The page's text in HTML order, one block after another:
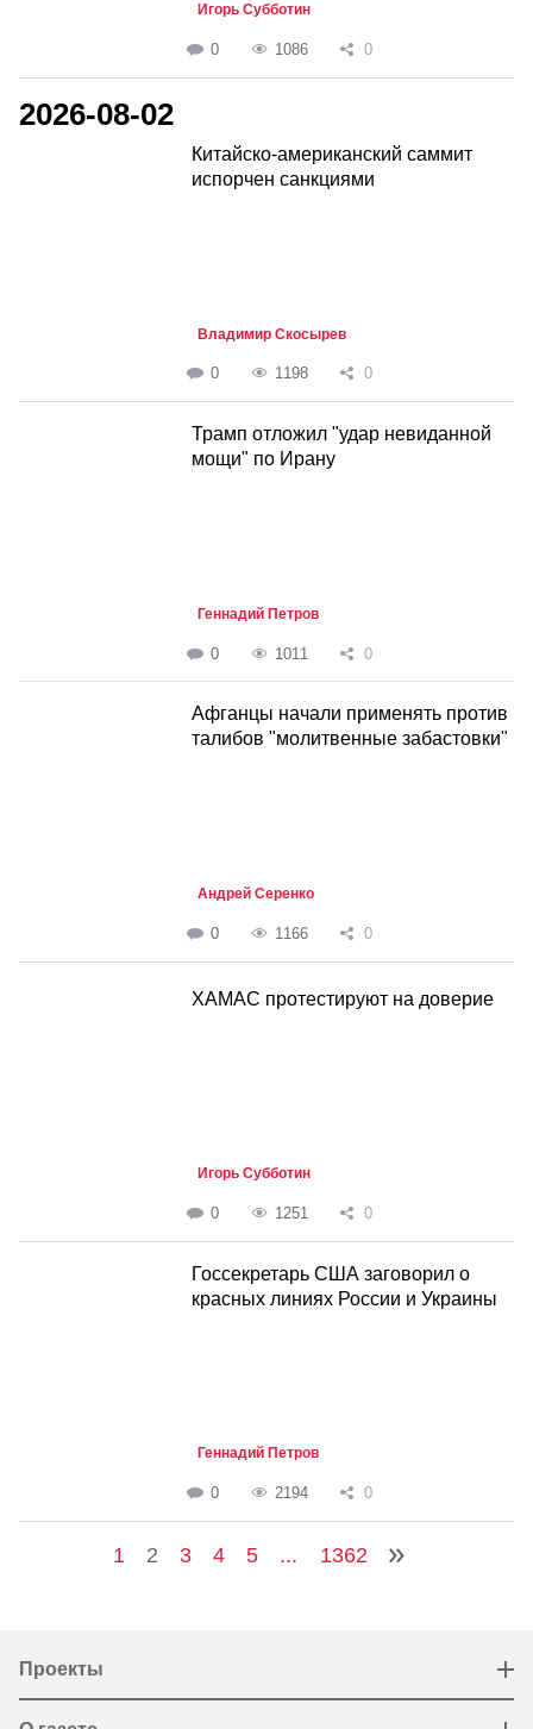
Игорь Субботин
0 1086 0
2026-08-02
Китайско-американский саммит
испорчен санкциями
Владимир Скосырев
0 1198 0
Трамп отложил "удар невиданной
мощи" по Ирану
Геннадий Петров
0 1011 0
Афганцы начали применять против
талибов "молитвенные забастовки"
Андрей Серенко
0 1166 0
ХАМАС протестируют на доверие
Игорь Субботин
0 1251 0
Госсекретарь США заговорил о
красных линиях России и Украины
Геннадий Петров
0 2194 0
1 2 3 4 5 ... 1362
Проекты